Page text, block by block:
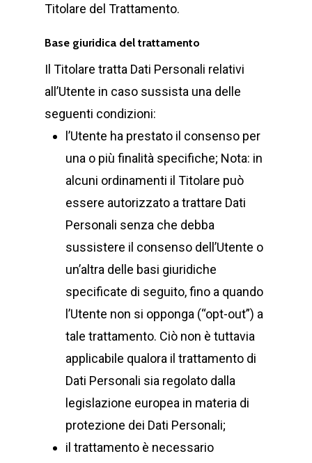
Titolare del Trattamento.
Base giuridica del trattamento
Il Titolare tratta Dati Personali relativi
all’Utente in caso sussista una delle
seguenti condizioni:
l’Utente ha prestato il consenso per
una o più finalità specifiche; Nota: in
alcuni ordinamenti il Titolare può
essere autorizzato a trattare Dati
Personali senza che debba
sussistere il consenso dell’Utente o
un’altra delle basi giuridiche
specificate di seguito, fino a quando
l’Utente non si opponga (“opt-out”) a
tale trattamento. Ciò non è tuttavia
applicabile qualora il trattamento di
Dati Personali sia regolato dalla
legislazione europea in materia di
protezione dei Dati Personali;
il trattamento è necessario